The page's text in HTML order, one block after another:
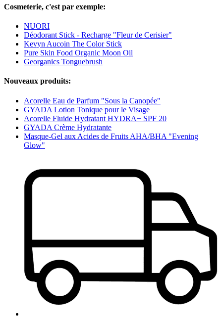
Cosmeterie, c'est par exemple:
NUORI
Déodorant Stick - Recharge "Fleur de Cerisier"
Kevyn Aucoin The Color Stick
Pure Skin Food Organic Moon Oil
Georganics Tonguebrush
Nouveaux produits:
Acorelle Eau de Parfum "Sous la Canopée"
GYADA Lotion Tonique pour le Visage
Acorelle Fluide Hydratant HYDRA+ SPF 20
GYADA Crème Hydratante
Masque-Gel aux Acides de Fruits AHA/BHA "Evening
Glow"